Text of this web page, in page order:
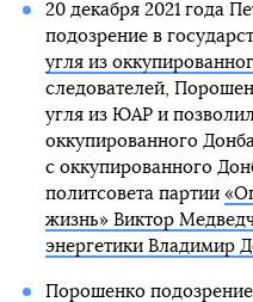
20 декабря 2021 года
подозрение в
угля из
следователей,
угля из ЮАР и
оккупированного
с оккупированного
политсовета партии
жизнь» Виктор
энергетики Владимир
Порошенко